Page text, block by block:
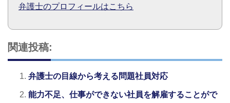
弁護士のプロフィールはこちら
関連投稿:
弁護士の目線から考える問題社員対応
能力不足、仕事ができない社員を解雇することがで